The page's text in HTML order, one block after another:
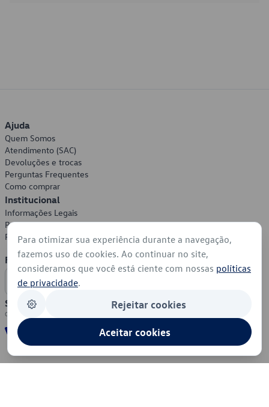
Ajuda
Quem Somos
Atendimento (SAC)
Devoluções e trocas
Perguntas Frequentes
Como comprar
Institucional
Informações Legais
Política de Privacidade
Política de Cookies
Formas de Pagamento
Segurança
Para otimizar sua experiência durante a navegação,
fazemos uso de cookies. Ao continuar no site,
consideramos que você está ciente com nossas políticas
de privacidade.
Rejeitar cookies
Aceitar cookies